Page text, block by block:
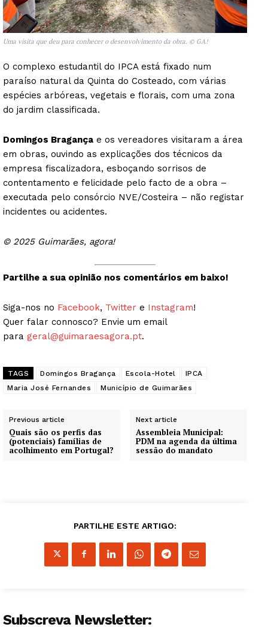
Uma visita que deu para conhecer o desenvolvimento da obra. © GA!
O complexo estudantil do IPCA está fixado num
paraíso natural da Quinta do Costeado, com várias
espécies arbóreas, vegetais e florais, com uma zona
do jardim classificada.
Domingos Bragança e os vereadores visitaram a área
em obras, ouvindo as explicações dos técnicos da
empresa fiscalizadora, esboçando sorrisos de
contentamento e felicidade pelo facto de a obra –
executada pelo consórcio NVE/Costeira – não registar
incidentes ou acidentes.
© 2025 Guimarães, agora!
Partilhe a sua opinião nos comentários em baixo!
Siga-nos no Facebook, Twitter e Instagram!
Quer falar connosco? Envie um email
para geral@guimaraesagora.pt.
TAGS Domingos Bragança Escola-Hotel
IPCA
Maria José Fernandes
Município de Guimarães
Previous article
Quais são os perfis das
(potenciais) famílias de
acolhimento em Portugal?
Next article
Assembleia Municipal:
PDM na agenda da última
sessão do mandato
PARTILHE ESTE ARTIGO:
Subscreva Newsletter: